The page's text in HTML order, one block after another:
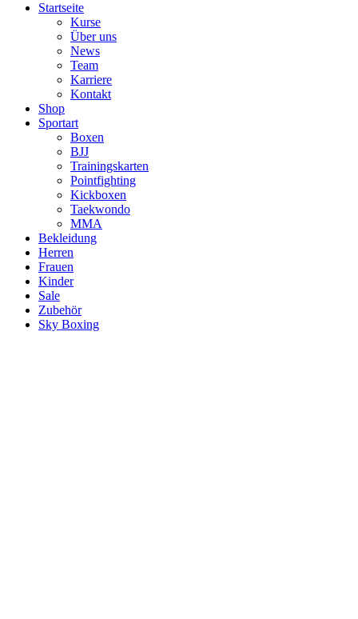
Startseite
Kurse
Über uns
News
Team
Karriere
Kontakt
Shop
Sportart
Boxen
BJJ
Trainingskarten
Pointfighting
Kickboxen
Taekwondo
MMA
Bekleidung
Herren
Frauen
Kinder
Sale
Zubehör
Sky Boxing